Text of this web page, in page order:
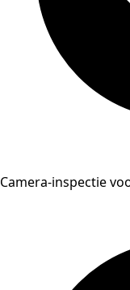
Camera-inspectie